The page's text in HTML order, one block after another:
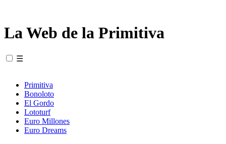
La Web de la Primitiva
☰
Primitiva
Bonoloto
El Gordo
Lototurf
Euro Millones
Euro Dreams